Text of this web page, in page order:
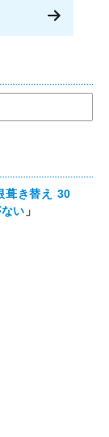
葺き替え 30
い 」